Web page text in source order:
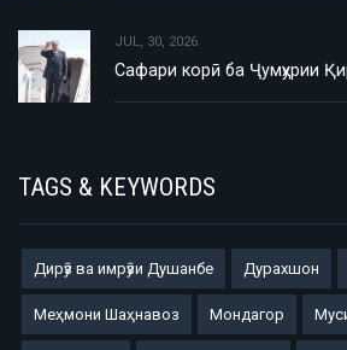
JUL, 30, 2026
Сафари корӣ ба Ҷумҳурии
TAGS & KEYWORDS
Дирӯз ва имрӯзи Душанбе Дурахшон
Меҳмони Шаҳнавоз Мондагор